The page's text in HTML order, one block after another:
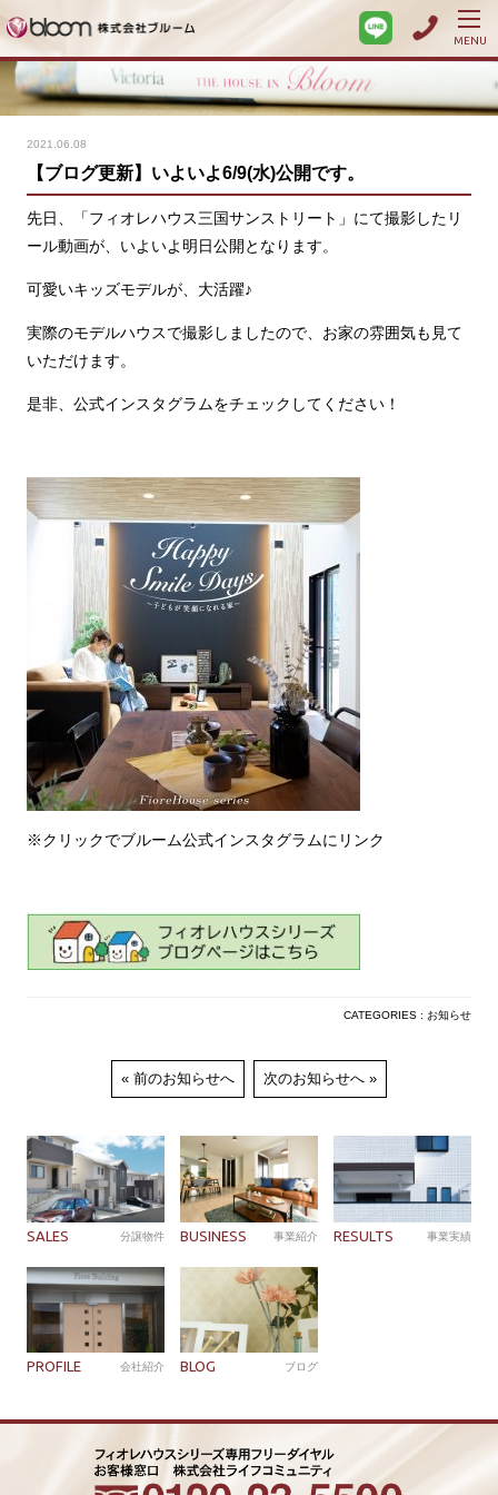
MENU
2021.06.08
【ブログ更新】いよいよ6/9(水)公開です。
先日、「フィオレハウス三国サンストリート」にて撮影したリ
ール動画が、いよいよ明日公開となります。
可愛いキッズモデルが、大活躍♪
実際のモデルハウスで撮影しましたので、お家の雰囲気も見て
いただけます。
是非、公式インスタグラムをチェックしてください！
※クリックでブルーム公式インスタグラムにリンク
CATEGORIES : お知らせ
前のお知らせへ 次のお知らせへ
SALES 分譲物件 BUSINESS 事業紹介 RESULTS 事業実績
PROFILE 会社紹介 BLOG ブログ